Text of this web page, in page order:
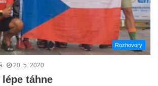
Rozhovory
20. 5. 2020
táhne